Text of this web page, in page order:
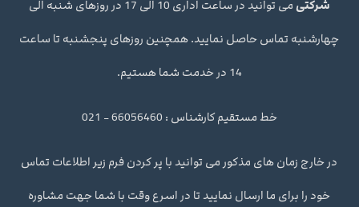
شرکتی
می توانید در ساعت اداری 10 الی 17 در روزهای شنبه الی
چهارشنبه تماس حاصل نمایید. همچنین روزهای پنجشنبه تا ساعت
14 در خدمت شما هستیم.
خط مستقیم کارشناس : 66056460 - 021
در خارج زمان های مذکور می توانید با پر کردن فرم زیر اطلاعات تماس
خود را برای ما ارسال نمایید تا در اسرع وقت با شما جهت مشاوره